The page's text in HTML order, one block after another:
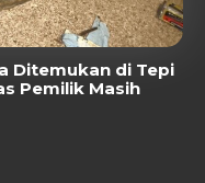
Ditemukan di Tepi
Pemilik Masih